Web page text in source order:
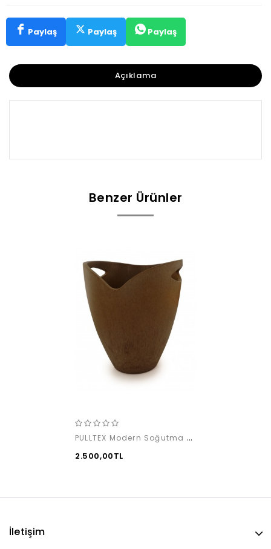
Paylaş Paylaş Paylaş
Açıklama
Benzer Ürünler
PULLTEX Modern Soğutma kovası / Ceviz (1 Şişe)
2.500,00TL
İletişim